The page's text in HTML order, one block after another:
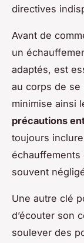
directives
Avant de
un
adaptés, est
au corps de se
minimise ainsi
précautions
toujours
échauffements
souvent
Une autre clé
d’écouter son
soulever des